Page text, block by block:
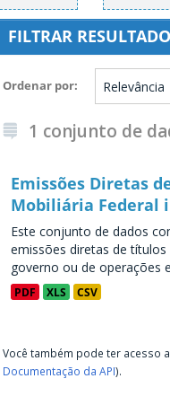
FILTRAR
Ordenar por
1 conjunto de
Emissões Diretas
Mobiliária Federal
Este conjunto de dados
emissões diretas de
governo ou de operações
PDF XLS CSV
Você também pode ter acesso
Documentação da API).